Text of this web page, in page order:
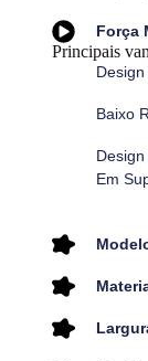
Força
Principais
Baixo
Em